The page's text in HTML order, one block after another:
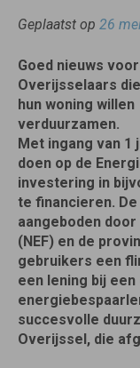
Geplaatst op 26
Goed nieuws voor
Overijsselaars die
hun woning willen
verduurzamen.
Met ingang van 1
doen op de
investering in
te financieren. De
aangeboden
(NEF) en de
gebruikers een
een lening bij
succesvolle
Overijssel, die